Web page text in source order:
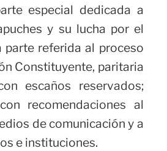
especial dedicada a
y su lucha por el
referida al proceso
Constituyente, paritaria
escaños reservados;
recomendaciones al
de comunicación y a
e instituciones.